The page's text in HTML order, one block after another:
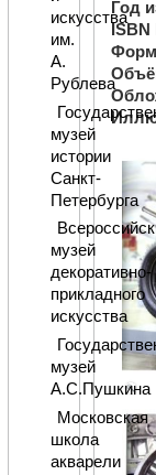
Год
ISBN
искусства
им.
А.
Рублева
музей
истории
Санкт-
Петербурга
музей
декоративно-
прикладного
искусства
музей
А.С.Пушкина
Московская
школа
акварели